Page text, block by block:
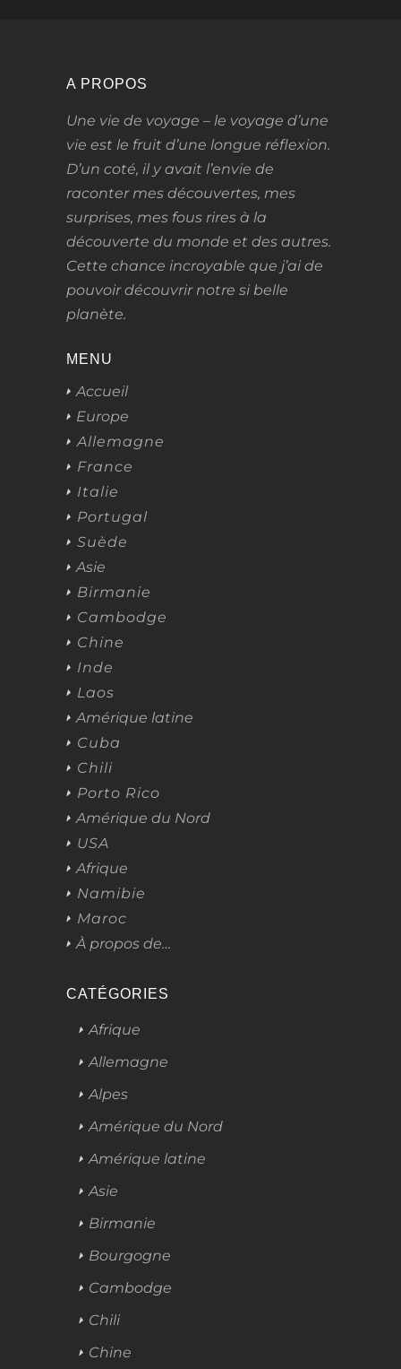
A PROPOS
Une vie de voyage – le voyage d’une
vie est le fruit d’une longue réflexion.
D’un coté, il y avait l’envie de
raconter mes découvertes, mes
surprises, mes fous rires à la
découverte du monde et des autres.
Cette chance incroyable que j’ai de
pouvoir découvrir notre si belle
planète.
MENU
Accueil
Europe
Allemagne
France
Italie
Portugal
Suède
Asie
Birmanie
Cambodge
Chine
Inde
Laos
Amérique latine
Cuba
Chili
Porto Rico
Amérique du Nord
USA
Afrique
Namibie
Maroc
À propos de…
CATÉGORIES
Afrique
Allemagne
Alpes
Amérique du Nord
Amérique latine
Asie
Birmanie
Bourgogne
Cambodge
Chili
Chine